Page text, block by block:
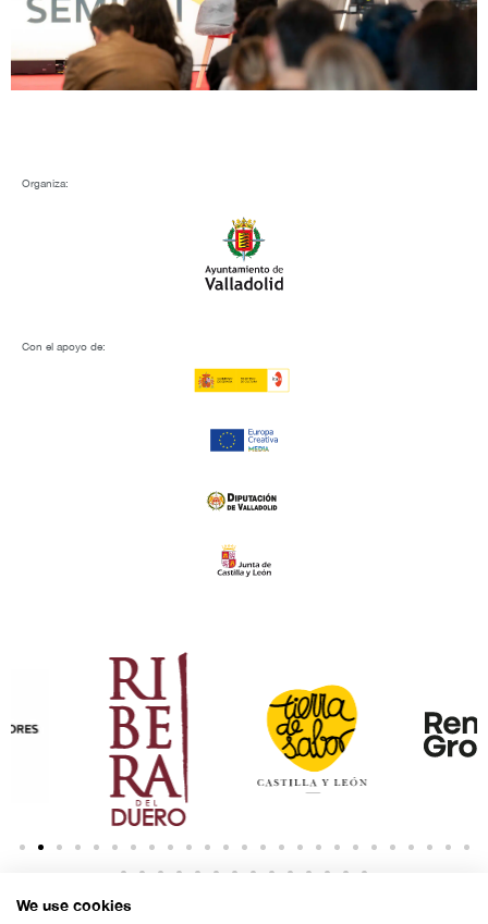
Organiza:
Con el apoyo de:
We use cookies